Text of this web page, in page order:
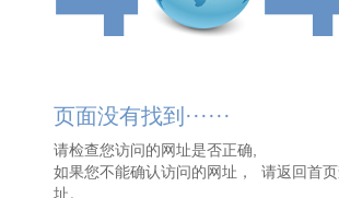
页面没有找到······
请检查您访问的网址是否正确,
如果您不能确认访问的网址， 请返回首页
址。